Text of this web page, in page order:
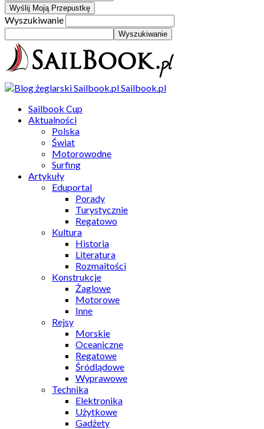
Wyszukiwanie
Sailbook.pl
Sailbook Cup
Aktualności
Polska
Świat
Motorowodne
Surfing
Artykuły
Eduportal
Porady
Turystycznie
Regatowo
Kultura
Historia
Literatura
Rozmaitości
Konstrukcje
Żaglowe
Motorowe
Inne
Rejsy
Morskie
Oceaniczne
Regatowe
Śródlądowe
Wyprawowe
Technika
Elektronika
Użytkowe
Gadżety